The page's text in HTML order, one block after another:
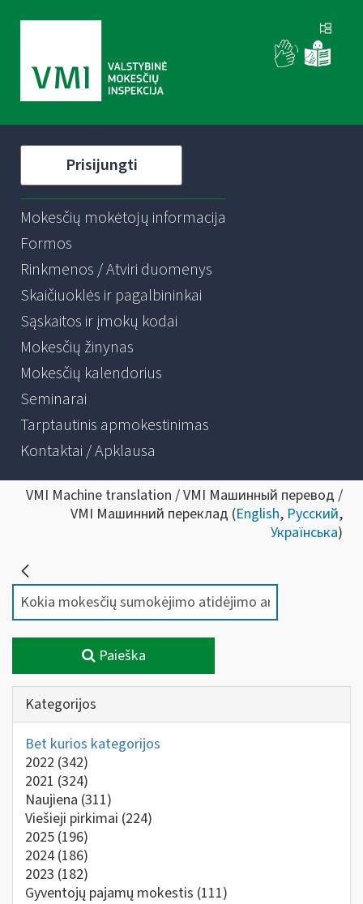
Prisijungti
Mokesčių mokėtojų informacija
Formos
Rinkmenos / Atviri duomenys
Skaičiuoklės ir pagalbininkai
Sąskaitos ir įmokų kodai
Mokesčių žinynas
Mokesčių kalendorius
Seminarai
Tarptautinis apmokestinimas
Kontaktai / Apklausa
VMI Machine translation / VMI Машинный перевод /
VMI Машинний переклад (English, Русский,
Українська)
Paieška
Kategorijos
Bet kurios kategorijos
2022 (342)
2021 (324)
Naujiena (311)
Viešieji pirkimai (224)
2025 (196)
2024 (186)
2023 (182)
Gyventojų pajamų mokestis (111)